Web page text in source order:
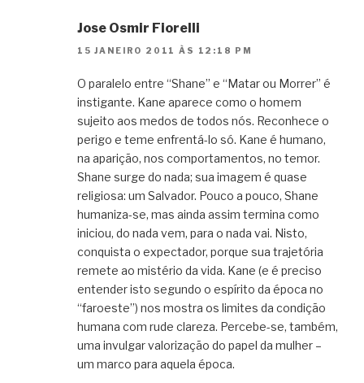
Jose Osmir Fiorelli
15 JANEIRO 2011 ÀS 12:18 PM
O paralelo entre “Shane” e “Matar ou Morrer” é
instigante. Kane aparece como o homem
sujeito aos medos de todos nós. Reconhece o
perigo e teme enfrentá-lo só. Kane é humano,
na aparição, nos comportamentos, no temor.
Shane surge do nada; sua imagem é quase
religiosa: um Salvador. Pouco a pouco, Shane
humaniza-se, mas ainda assim termina como
iniciou, do nada vem, para o nada vai. Nisto,
conquista o expectador, porque sua trajetória
remete ao mistério da vida. Kane (e é preciso
entender isto segundo o espírito da época no
“faroeste”) nos mostra os limites da condição
humana com rude clareza. Percebe-se, também,
uma invulgar valorização do papel da mulher –
um marco para aquela época.